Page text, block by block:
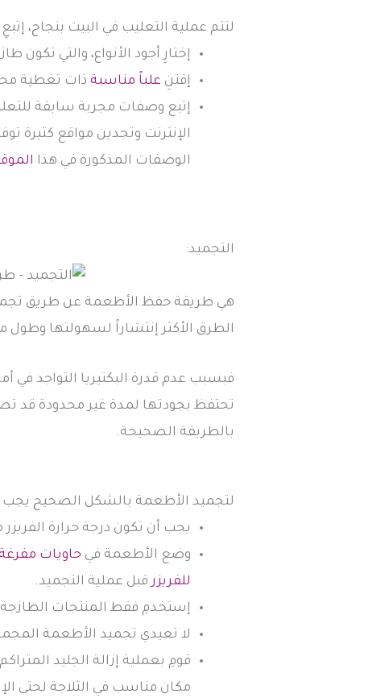
لتتم عملية التعليب في البيت بنجاح، إتبعِ
إختارِ أجود الأنواع، والتي
إقتنِ علباً مناسبة ذات تغطية
إتبع وصفات مجربة سابقة
الإنترنت وتجدين مواقع
الوصفات المذكورة في هذا
التجميد:
هي طريقة حفظ الأطعمة عن طريق
الطرق الأكثر إنتشاراً لسهولتها
فبسبب عدم قدرة البكتيريا التواجد في
تحتفظ بجودتها لمدة غير محدودة قد
بالطريقة الصحيحة.
لتجميد الأطعمة بالشكل الصحيح يجب
يجب أن تكون درجة حرارة الفريزر
وضع الأطعمة فيحاويات
للفريزرقبل عملية التجميد.
إستخدمِ فقط المنتجات
لا تعيدي تجميد الأطعمة
قومِ بعملية إزالة الجليد
مكان مناسب في الثلاجة لحتى